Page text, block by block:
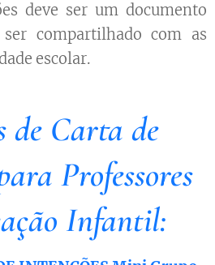
deve ser um documento
compartilhado com as
escolar.
de Carta de
Professores
Infantil: